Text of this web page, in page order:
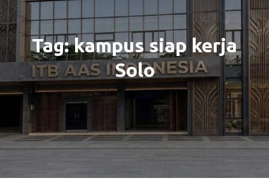
Tag:kampus siap kerja
Solo